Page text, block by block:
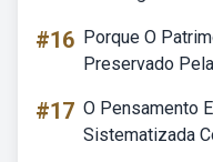
#16 Porque O
Preservado
#17 O Pensamento
Sistematizada